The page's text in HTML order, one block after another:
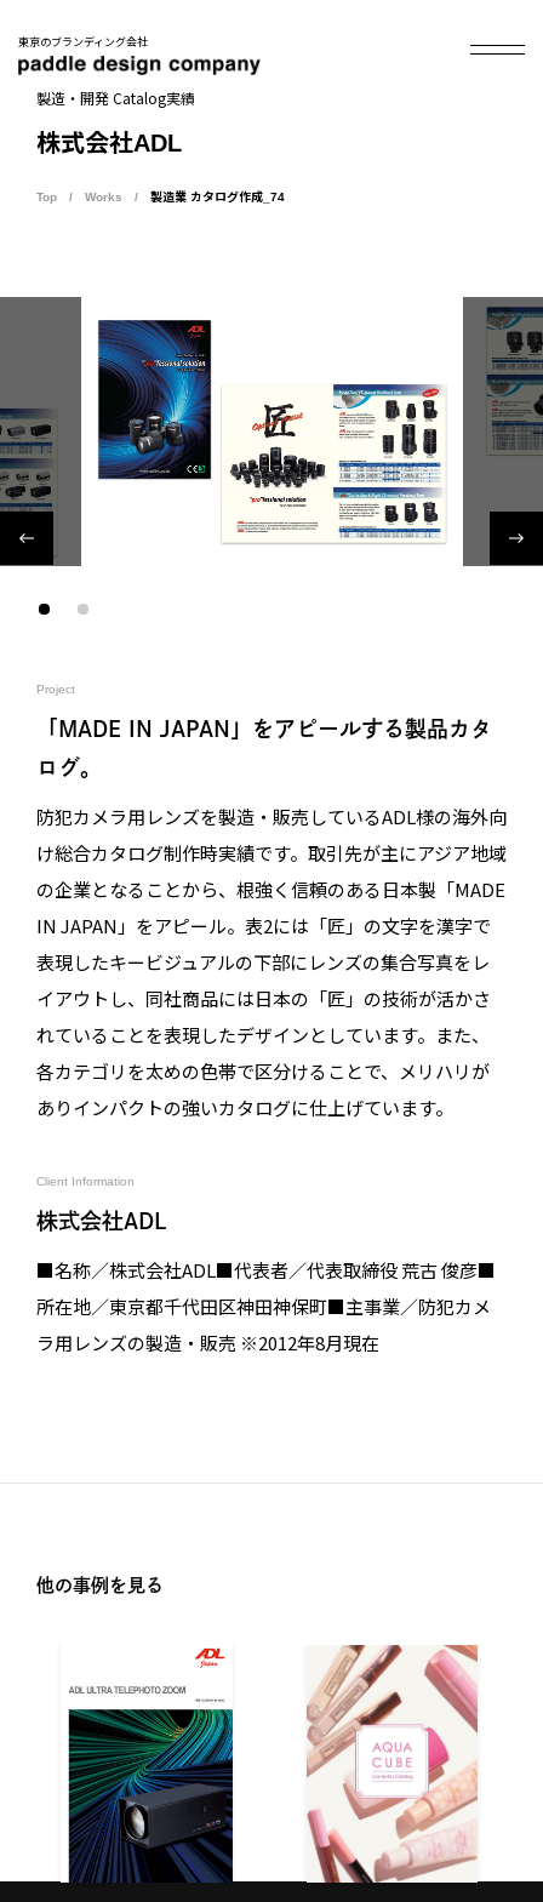
東京のブランディング会社
製造・開発 Catalog実績
株式会社ADL
Top Works 製造業 カタログ作成_74
Project
「MADE IN JAPAN」をアピールする製品カタ
ログ。
防犯カメラ用レンズを製造・販売しているADL様の海外向
け総合カタログ制作時実績です。取引先が主にアジア地域
の企業となることから、根強く信頼のある日本製「MADE
IN JAPAN」をアピール。表2には「匠」の文字を漢字で
表現したキービジュアルの下部にレンズの集合写真をレ
イアウトし、同社商品には日本の「匠」の技術が活かさ
れていることを表現したデザインとしています。また、
各カテゴリを太めの色帯で区分けることで、メリハリが
ありインパクトの強いカタログに仕上げています。
Client Information
株式会社ADL
■名称／株式会社ADL■代表者／代表取締役 荒古 俊彦■
所在地／東京都千代田区神田神保町■主事業／防犯カメ
ラ用レンズの製造・販売 ※2012年8月現在
他の事例を見る